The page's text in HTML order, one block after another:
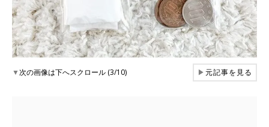
▼次の画像は下へスクロール (3/10) ▶元記事を見る